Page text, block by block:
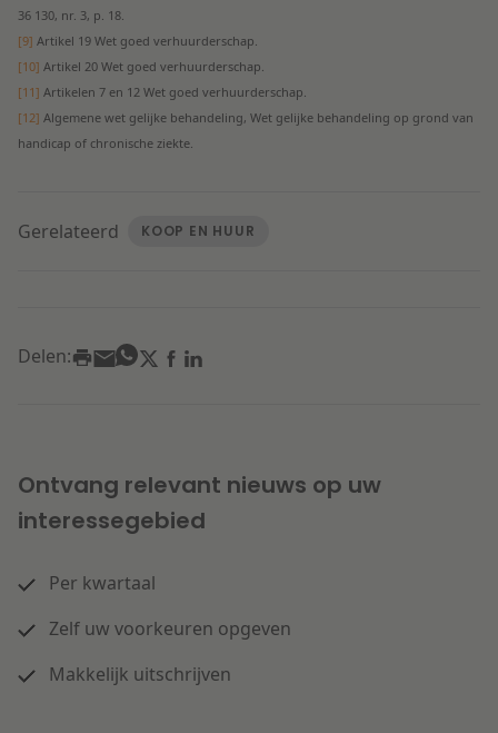
36 130, nr. 3, p. 18.
[9] Artikel 19 Wet goed verhuurderschap.
[10] Artikel 20 Wet goed verhuurderschap.
[11] Artikelen 7 en 12 Wet goed verhuurderschap.
[12] Algemene wet gelijke behandeling, Wet gelijke behandeling op grond van
handicap of chronische ziekte.
Gerelateerd KOOP EN HUUR
Delen:
Ontvang relevant nieuws op uw
interessegebied
Per kwartaal
Zelf uw voorkeuren opgeven
Makkelijk uitschrijven